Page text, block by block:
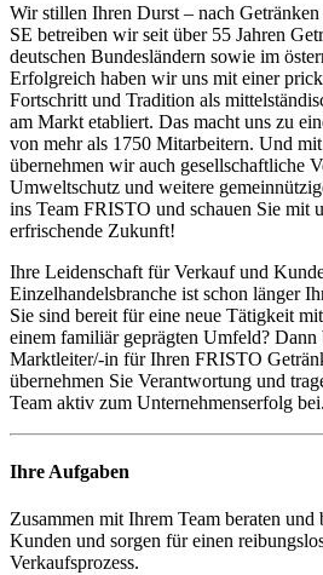
Wir stillen Ihren Durst – nach
SE betreiben wir seit über 55 Jahren
deutschen Bundesländern sowie im
Erfolgreich haben wir uns mit einer
Fortschritt und Tradition als
am Markt etabliert. Das macht uns zu
von mehr als 1750 Mitarbeitern. Und
übernehmen wir auch gesellschaftliche
Umweltschutz und weitere
ins Team FRISTO und schauen Sie mit
erfrischende Zukunft!
Ihre Leidenschaft für Verkauf und
Einzelhandelsbranche ist schon länger
Sie sind bereit für eine neue Tätigkeit
einem familiär geprägten Umfeld? Dann
Marktleiter/-in für Ihren FRISTO
übernehmen Sie Verantwortung und
Team aktiv zum Unternehmenserfolg bei.
Ihre Aufgaben
Zusammen mit Ihrem Team beraten und
Kunden und sorgen für einen
Verkaufsprozess.